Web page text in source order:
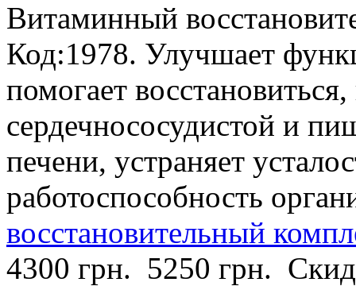
Витаминный
Код:1978. Улучшает
помогает
сердечнососудистой и
печени, устраняет
работоспособность
восстановительный
4300 грн. 5250 грн.